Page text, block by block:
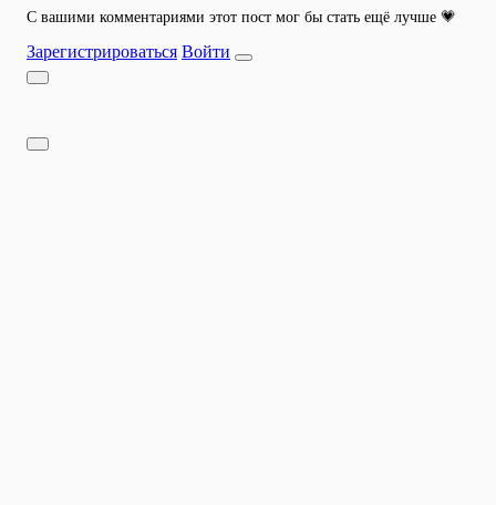
С вашими комментариями этот пост мог бы стать ещё лучше 💗
Зарегистрироваться Войти